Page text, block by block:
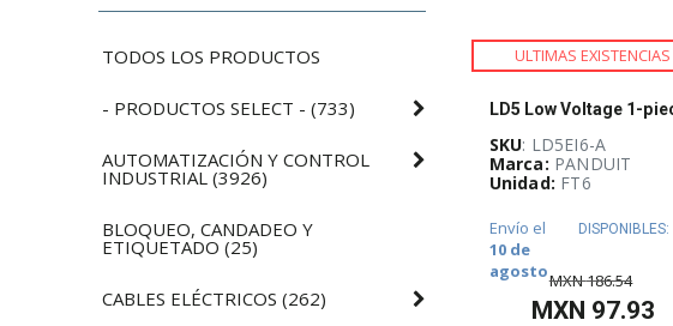
TODOS LOS PRODUCTOS
- PRODUCTOS SELECT - (733)
AUTOMATIZACIÓN Y CONTROL
INDUSTRIAL (3926)
BLOQUEO, CANDADEO Y
ETIQUETADO (25)
CABLES ELÉCTRICOS (262)
ULTIMAS EXISTENCIAS
SKU: LD5EI6-A
Marca: PANDUIT
Unidad: FT6
Envío el
10 de
agosto
DISPONIBLES:
MXN186.54
MXN 97.93